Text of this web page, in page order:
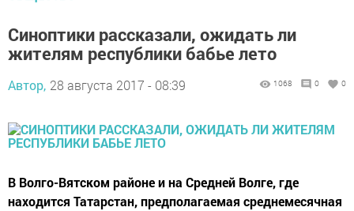
Синоптики рассказали, ожидать ли
жителям республики бабье лето
Автор, 28 августа 2017 - 08:39 1068 0 0
В Волго-Вятском районе и на Средней Волге, где
находится Татарстан, предполагаемая среднемесячная